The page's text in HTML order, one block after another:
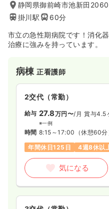
静岡県御前崎市池新田2060
掛川駅
60分
市立の急性期病院です！消化
治療に強みを持っています。
病棟正看護師
2交代（常勤）
給与 27.8万円〜/月 賞与4.5
※一例
時間 8:15～17:00 （休憩60分
年間休日125日
4週8休以
気になる